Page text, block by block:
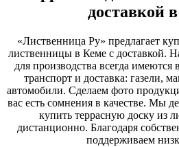
доставкой
«Лиственница Ру» предлагает
лиственницы в Кеме с доставкой.
для производства всегда
транспорт и доставка: газели,
автомобили. Сделаем фото
вас есть сомнения в качестве. Мы
купить террасную доску из
дистанционно. Благодаря
поддерживаем